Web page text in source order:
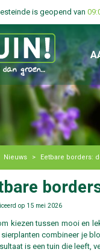
Nieuws > Eetbare borders:
is geopend van
op 15 mei 2026
kiezen tussen mooi en
sierplanten combineer je
is een tuin die leeft,